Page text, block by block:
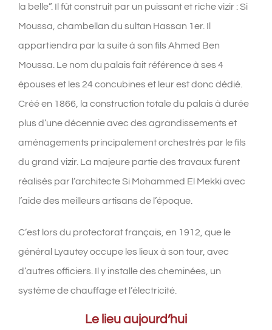
la belle”. Il fût construit par un puissant et riche vizir : Si
Moussa, chambellan du sultan Hassan 1er. Il
appartiendra par la suite à son fils Ahmed Ben
Moussa. Le nom du palais fait référence à ses 4
épouses et les 24 concubines et leur est donc dédié.
Créé en 1866, la construction totale du palais à durée
plus d’une décennie avec des agrandissements et
aménagements principalement orchestrés par le fils
du grand vizir. La majeure partie des travaux furent
réalisés par l’architecteSi Mohammed El Mekki avec
l’aide des meilleurs artisans de l’époque.
C’est lors du protectorat français, en 1912, que le
général Lyautey occupe les lieux à son tour, avec
d’autres officiers. Il y installe des cheminées, un
système de chauffage et l’électricité.
Le lieu aujourd’hui